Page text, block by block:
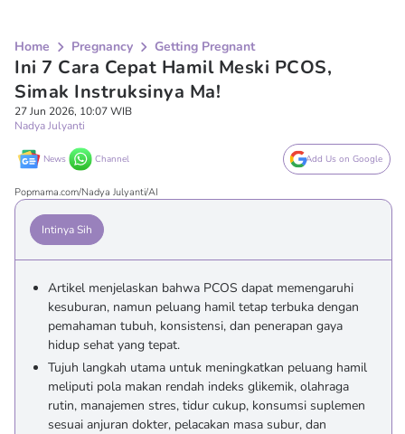
Home Pregnancy Getting Pregnant
Ini 7 Cara Cepat Hamil Meski PCOS,
Simak Instruksinya Ma!
27 Jun 2026, 10:07 WIB
Nadya Julyanti
News Channel Add Us on Google
Popmama.com/Nadya Julyanti/AI
Intinya Sih
Artikel menjelaskan bahwa PCOS dapat memengaruhi
kesuburan, namun peluang hamil tetap terbuka dengan
pemahaman tubuh, konsistensi, dan penerapan gaya
hidup sehat yang tepat.
Tujuh langkah utama untuk meningkatkan peluang hamil
meliputi pola makan rendah indeks glikemik, olahraga
rutin, manajemen stres, tidur cukup, konsumsi suplemen
sesuai anjuran dokter, pelacakan masa subur, dan